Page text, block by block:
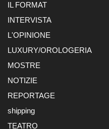
IL FORMAT
INTERVISTA
L'OPINIONE
LUXURY/OROLOGERIA
MOSTRE
NOTIZIE
REPORTAGE
shipping
TEATRO